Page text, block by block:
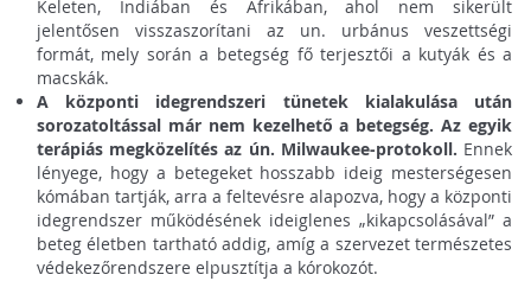
Keleten, Indiában és Afrikában, ahol nem sikerült
jelentősen visszaszorítani az un. urbánus veszettségi
formát, mely során a betegség fő terjesztői a kutyák és a
macskák.
A központi idegrendszeri tünetek kialakulása után
sorozatoltással már nem kezelhető a betegség. Az egyik
terápiás megközelítés az ún. Milwaukee-protokoll. Ennek
lényege, hogy a betegeket hosszabb ideig mesterségesen
kómában tartják, arra a feltevésre alapozva, hogy a központi
idegrendszer működésének ideiglenes „kikapcsolásával” a
beteg életben tartható addig, amíg a szervezet természetes
védekezőrendszere elpusztítja a kórokozót.